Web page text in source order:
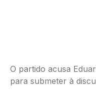
O partido acusa
para submeter à